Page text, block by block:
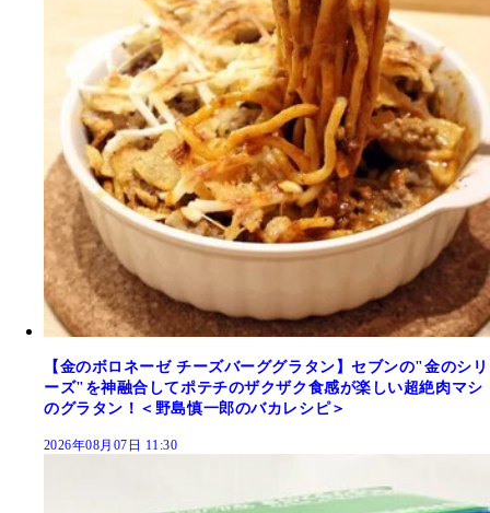
【金のボロネーゼ チーズバーググラタン】セブンの"金のシリ
ーズ"を神融合してポテチのザクザク食感が楽しい超絶肉マシ
のグラタン！＜野島慎一郎のバカレシピ＞
2026年08月07日 11:30